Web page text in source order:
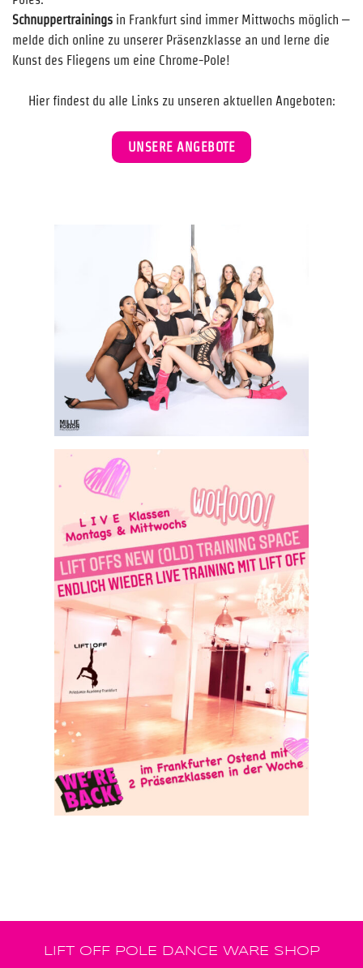
Schnuppertrainings in Frankfurt sind immer Mittwochs möglich –
melde dich online zu unserer Präsenzklasse an und lerne die
Kunst des Fliegens um eine Chrome-Pole!
Hier findest du alle Links zu unseren aktuellen Angeboten:
UNSERE ANGEBOTE
LIFT OFF POLE DANCE WARE SHOP